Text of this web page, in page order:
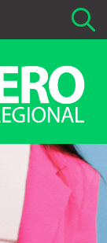
buscará es 01-02-